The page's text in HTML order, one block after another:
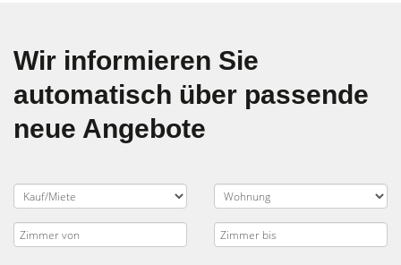
Wir informieren Sie
automatisch über passende
neue Angebote